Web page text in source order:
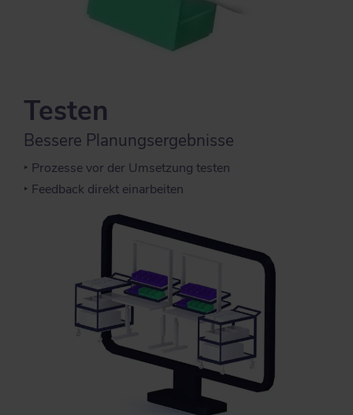
Testen
Bessere Planungsergebnisse
‣ Prozesse vor der Umsetzung testen
‣ Feedback direkt einarbeiten